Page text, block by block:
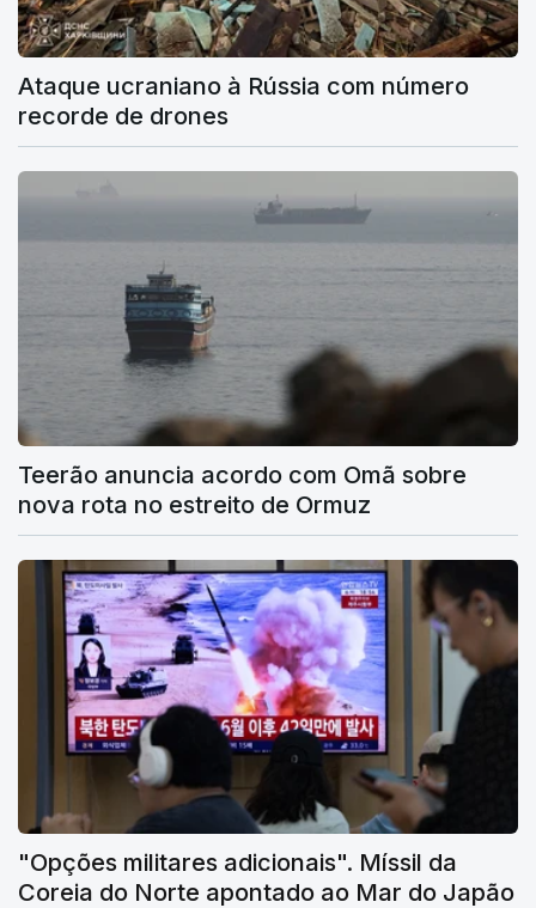
Ataque ucraniano à Rússia com número
recorde de drones
Teerão anuncia acordo com Omã sobre
nova rota no estreito de Ormuz
"Opções militares adicionais". Míssil da
Coreia do Norte apontado ao Mar do Japão